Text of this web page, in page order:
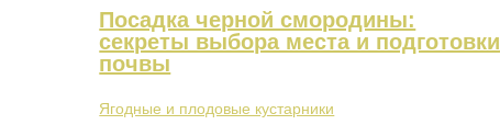
Посадка черной смородины:
секреты выбора места и подготовки
почвы
Ягодные и плодовые кустарники